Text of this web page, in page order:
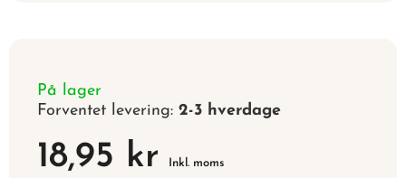
På lager
Forventet levering: 2-3 hverdage
18,95 kr Inkl. moms